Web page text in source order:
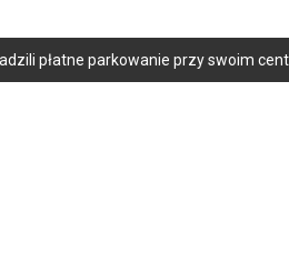
płatne parkowanie przy swoim